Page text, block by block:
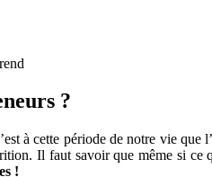
?
à cette période de notre vie que
Il faut savoir que même si ce
!